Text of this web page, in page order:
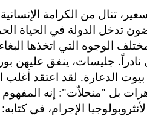
تنال من الكرامة
تدخل الدولة في الحياة
سنة 1880، مختلف الوجوه التي
جليسات، ينفق عليهن
الدعارة. لقد اعتقد أغلب
الإجرام، في كتابه: